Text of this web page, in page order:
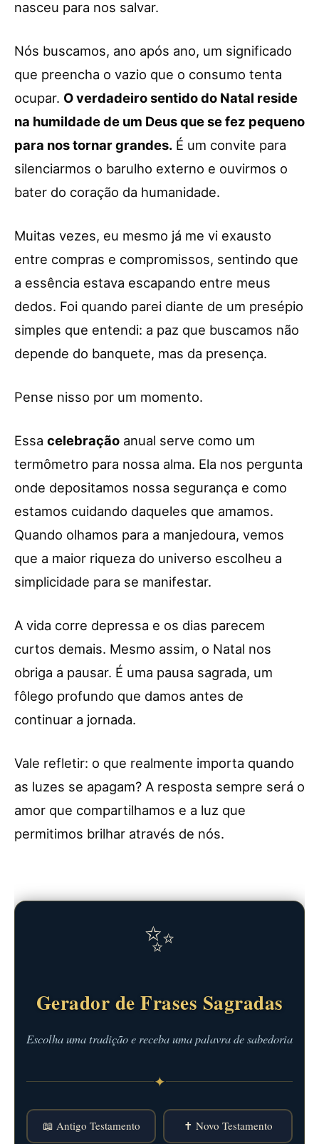
nasceu para nos salvar.
Nós buscamos, ano após ano, um significado
que preencha o vazio que o consumo tenta
ocupar. O verdadeiro sentido do Natal reside
na humildade de um Deus que se fez pequeno
para nos tornar grandes. É um convite para
silenciarmos o barulho externo e ouvirmos o
bater do coração da humanidade.
Muitas vezes, eu mesmo já me vi exausto
entre compras e compromissos, sentindo que
a essência estava escapando entre meus
dedos. Foi quando parei diante de um presépio
simples que entendi: a paz que buscamos não
depende do banquete, mas da presença.
Pense nisso por um momento.
Essa celebração anual serve como um
termômetro para nossa alma. Ela nos pergunta
onde depositamos nossa segurança e como
estamos cuidando daqueles que amamos.
Quando olhamos para a manjedoura, vemos
que a maior riqueza do universo escolheu a
simplicidade para se manifestar.
A vida corre depressa e os dias parecem
curtos demais. Mesmo assim, o Natal nos
obriga a pausar. É uma pausa sagrada, um
fôlego profundo que damos antes de
continuar a jornada.
Vale refletir: o que realmente importa quando
as luzes se apagam? A resposta sempre será o
amor que compartilhamos e a luz que
permitimos brilhar através de nós.
✨
Gerador de Frases Sagradas
Escolha uma tradição e receba uma palavra de sabedoria
✦
📖 Antigo Testamento ✝️ Novo Testamento